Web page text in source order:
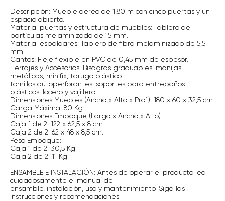
Descripción: Mueble aéreo de 1,80 m con cinco puertas y un
espacio abierto.
Material puertas y estructura de muebles: Tablero de
partículas melaminizado de 15 mm.
Material espaldares: Tablero de fibra melaminizado de 5,5
mm.
Cantos: Fleje flexible en PVC de 0,45 mm de espesor.
Herrajes y Accesorios: Bisagras graduables, manijas
metálicas, minifix, tarugo plástico,
tornillos autoperforantes, soportes para entrepaños
plásticos, locero y vajillero.
Dimensiones Muebles (Ancho x Alto x Prof.): 180 x 60 x 32,5 cm.
Carga Máxima: 80 Kg.
Dimensiones Empaque (Largo x Ancho x Alto):
Caja 1 de 2: 122 x 62,5 x 8 cm.
Caja 2 de 2: 62 x 48 x 8,5 cm.
Peso Empaque:
Caja 1 de 2: 30,5 Kg.
Caja 2 de 2: 11 Kg.
ENSAMBLE E INSTALACIÓN: Antes de operar el producto lea
cuidadosamente el manual de
ensamble, instalación, uso y mantenimiento. Siga las
instrucciones y recomendaciones